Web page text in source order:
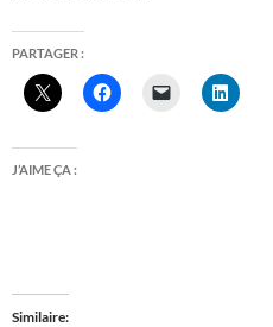
PARTAGER :
J’AIME ÇA :
Similaire